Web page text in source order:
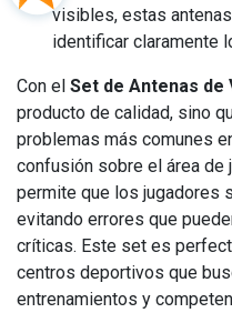
visibles, estas
identificar claramente
Con el Set de Antenas de
producto de calidad, sino
problemas más comunes
confusión sobre el área de
permite que los jugadores
evitando errores que
críticas. Este set es
centros deportivos que
entrenamientos y